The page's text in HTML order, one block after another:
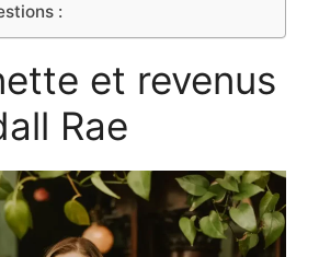
:
et revenus
Rae